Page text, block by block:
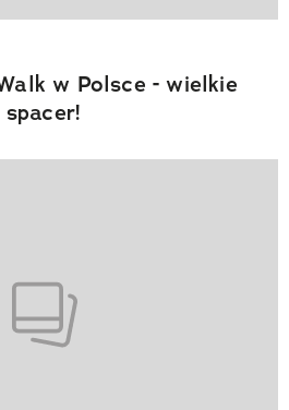
w Polsce - wielkie